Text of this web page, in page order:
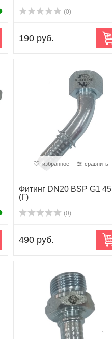
(0)
190 руб.
избранное сравнить
Фитинг DN20 BSP G1
(Г)
(0)
490 руб.